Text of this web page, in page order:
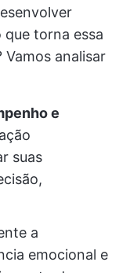
que torna essa
analisar
e
suas
a
emocional e